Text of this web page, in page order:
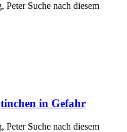
Peter Suche nach diesem
in Gefahr
Peter Suche nach diesem